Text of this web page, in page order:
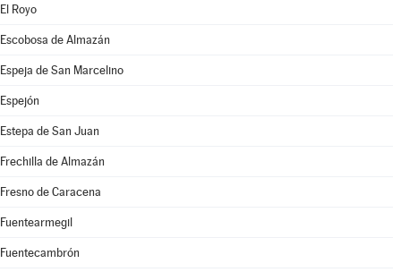
El Royo
Escobosa de Almazán
Espeja de San Marcelino
Espejón
Estepa de San Juan
Frechilla de Almazán
Fresno de Caracena
Fuentearmegil
Fuentecambrón